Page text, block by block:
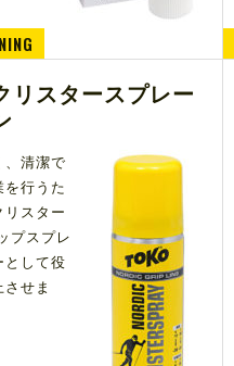
リスタースプレー
、清潔で
を行うた
リスター
プスプレ
として役
せま